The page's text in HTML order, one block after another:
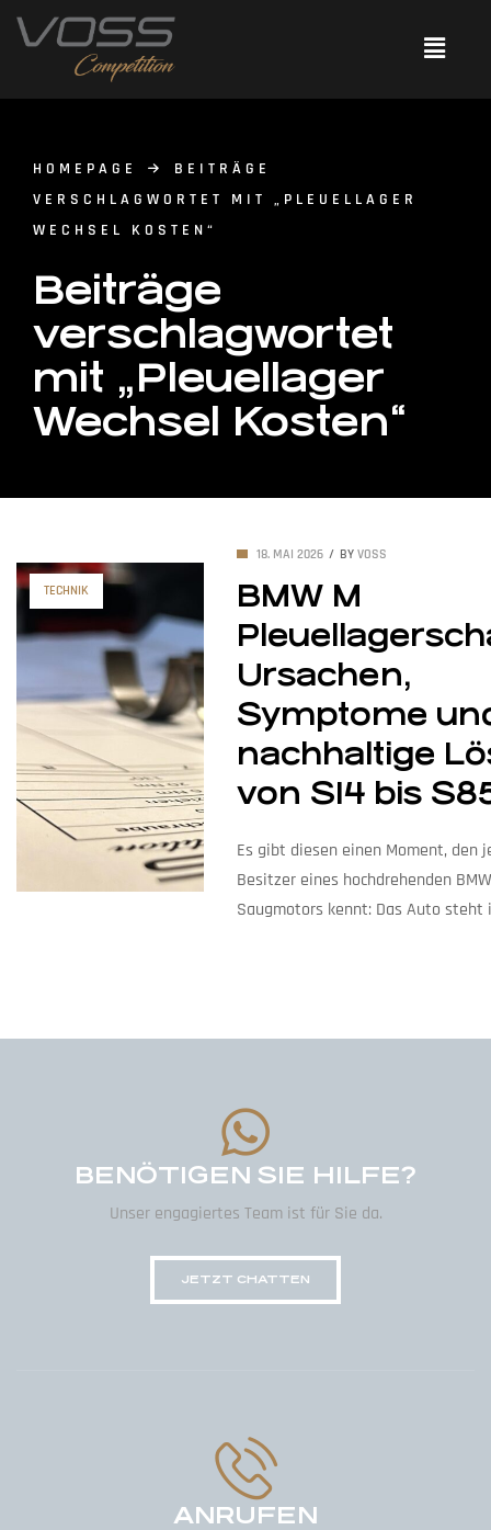
HOMEPAGE
BEITRÄGE
VERSCHLAGWORTET MIT „PLEUELLAGER
WECHSEL KOSTEN“
Beiträge
verschlagwortet
mit „Pleuellager
Wechsel Kosten“
TECHNIK
18. MAI 2026 BY VOSS
BMW M
Ursachen,
Symptome
nachhaltige
von S14 bis
Es gibt diesen einen Moment, den
Besitzer eines hochdrehenden
Saugmotors kennt: Das Auto steht
BENÖTIGEN SIE HILFE?
Unser engagiertes Team ist für Sie da.
JETZT CHATTEN
ANRUFEN